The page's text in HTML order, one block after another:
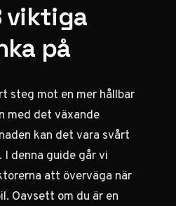
viktiga
på
steg mot en mer hållbar
med det växande
kan det vara svårt
denna guide går vi
att överväga när
Oavsett om du är en